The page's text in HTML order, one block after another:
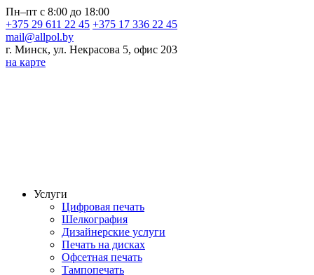
Пн–пт с 8:00 до 18:00
+375 29 611 22 45 +375 17 336 22 45
mail@allpol.by
г. Минск, ул. Некрасова 5, офис 203
на карте
Услуги
Цифровая печать
Шелкография
Дизайнерские услуги
Печать на дисках
Офсетная печать
Тампопечать